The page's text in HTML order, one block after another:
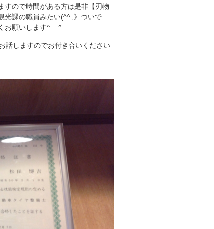
すので時間がある方は是非【刃物
光課の職員みたい(^^;;》ついで
お願いします^ – ^
話しますのでお付き合いください